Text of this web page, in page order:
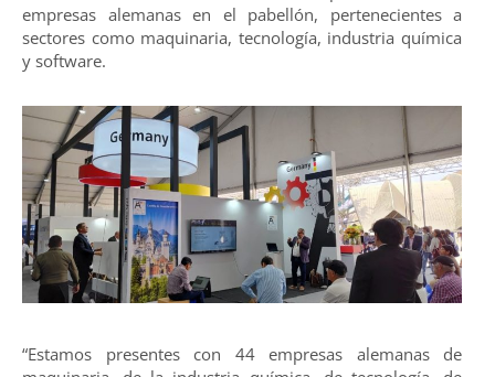
empresas alemanas en el pabellón, pertenecientes a
sectores como maquinaria, tecnología, industria química
y software.
“Estamos presentes con 44 empresas alemanas de